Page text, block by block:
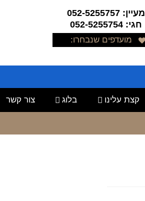
מעיין: 052-5255757
חגי: 052-5255754
מועדפים שנבחרו:
קצת עלינו בלוג צור קשר